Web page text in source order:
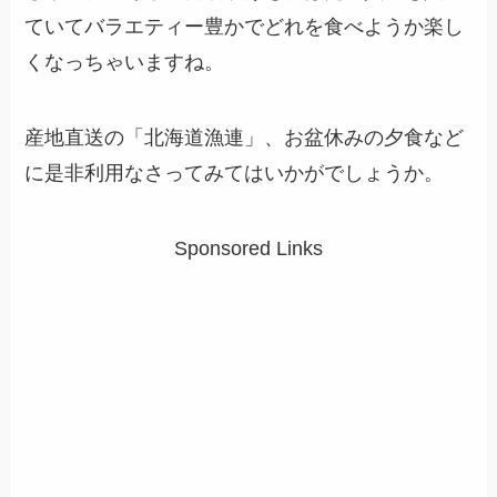
ていてバラエティー豊かでどれを食べようか楽し
くなっちゃいますね。
産地直送の「北海道漁連」、お盆休みの夕食など
に是非利用なさってみてはいかがでしょうか。
Sponsored Links